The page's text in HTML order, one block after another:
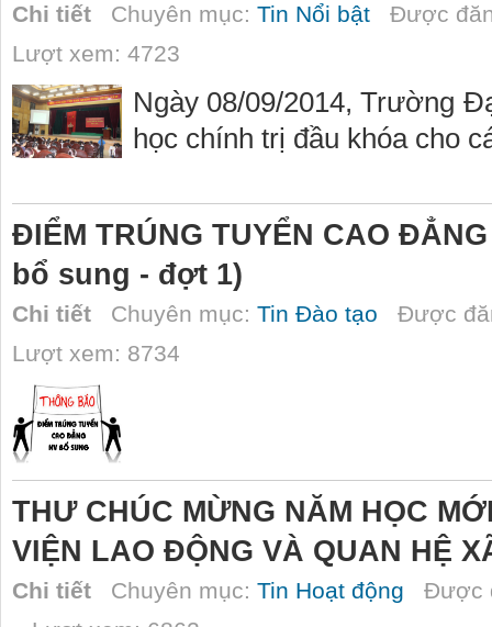
Chi tiết Chuyên mục: Tin Nổi bật Được
Lượt xem: 4723
Ngày 08/09/2014, Trường
học chính trị đầu khóa cho
ĐIỂM TRÚNG TUYỂN CAO
bổ sung - đợt 1)
Chi tiết Chuyên mục: Tin Đào tạo Được
Lượt xem: 8734
THƯ CHÚC MỪNG NĂM HỌC
VIỆN LAO ĐỘNG VÀ QUAN HỆ
Chi tiết Chuyên mục: Tin Hoạt động Được